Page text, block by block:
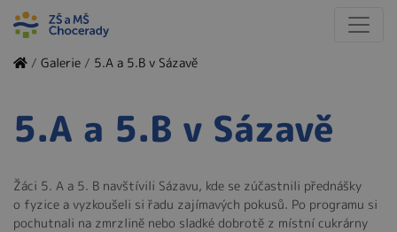
/ Galerie / 5.A a 5.B v Sázavě
5.A a 5.B v Sázavě
Žáci 5. A a 5. B navštívili Sázavu, kde se zúčastnili přednášky
o fyzice a vyzkoušeli si řadu zajímavých pokusů. Po programu si
pochutnali na zmrzlině nebo sladké dobrotě z místní cukrárny